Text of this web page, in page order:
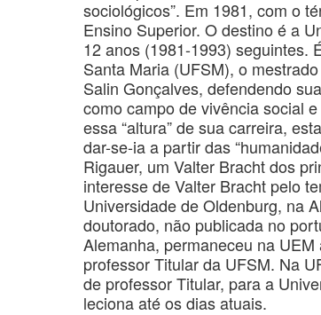
sociológicos”. Em 1981, com o
Ensino Superior. O destino é a
12 anos (1981-1993) seguintes.
Santa Maria (UFSM), o
Salin Gonçalves, defendendo
como campo de vivência social
essa “altura” de sua carreira,
dar-se-ia a partir das
Rigauer, um Valter Bracht dos
interesse de Valter Bracht pelo
Universidade de Oldenburg, na
doutorado, não publicada no
Alemanha, permaneceu na
professor Titular da UFSM. Na
de professor Titular, para a
leciona até os dias atuais.